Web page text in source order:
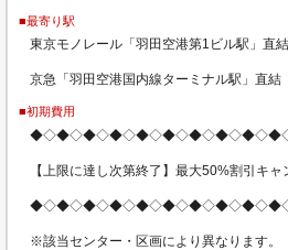
■最寄り駅
東京モノレール「羽田空港第1ビル駅」直結
京急「羽田空港国内線ターミナル駅」直結
■初期費用
【上限に達し次第終了】最大50%割引キャ
※該当センター・区画により異なります。